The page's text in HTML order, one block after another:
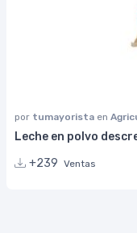
por tumayorista en
Leche en polvo
+239 Ventas